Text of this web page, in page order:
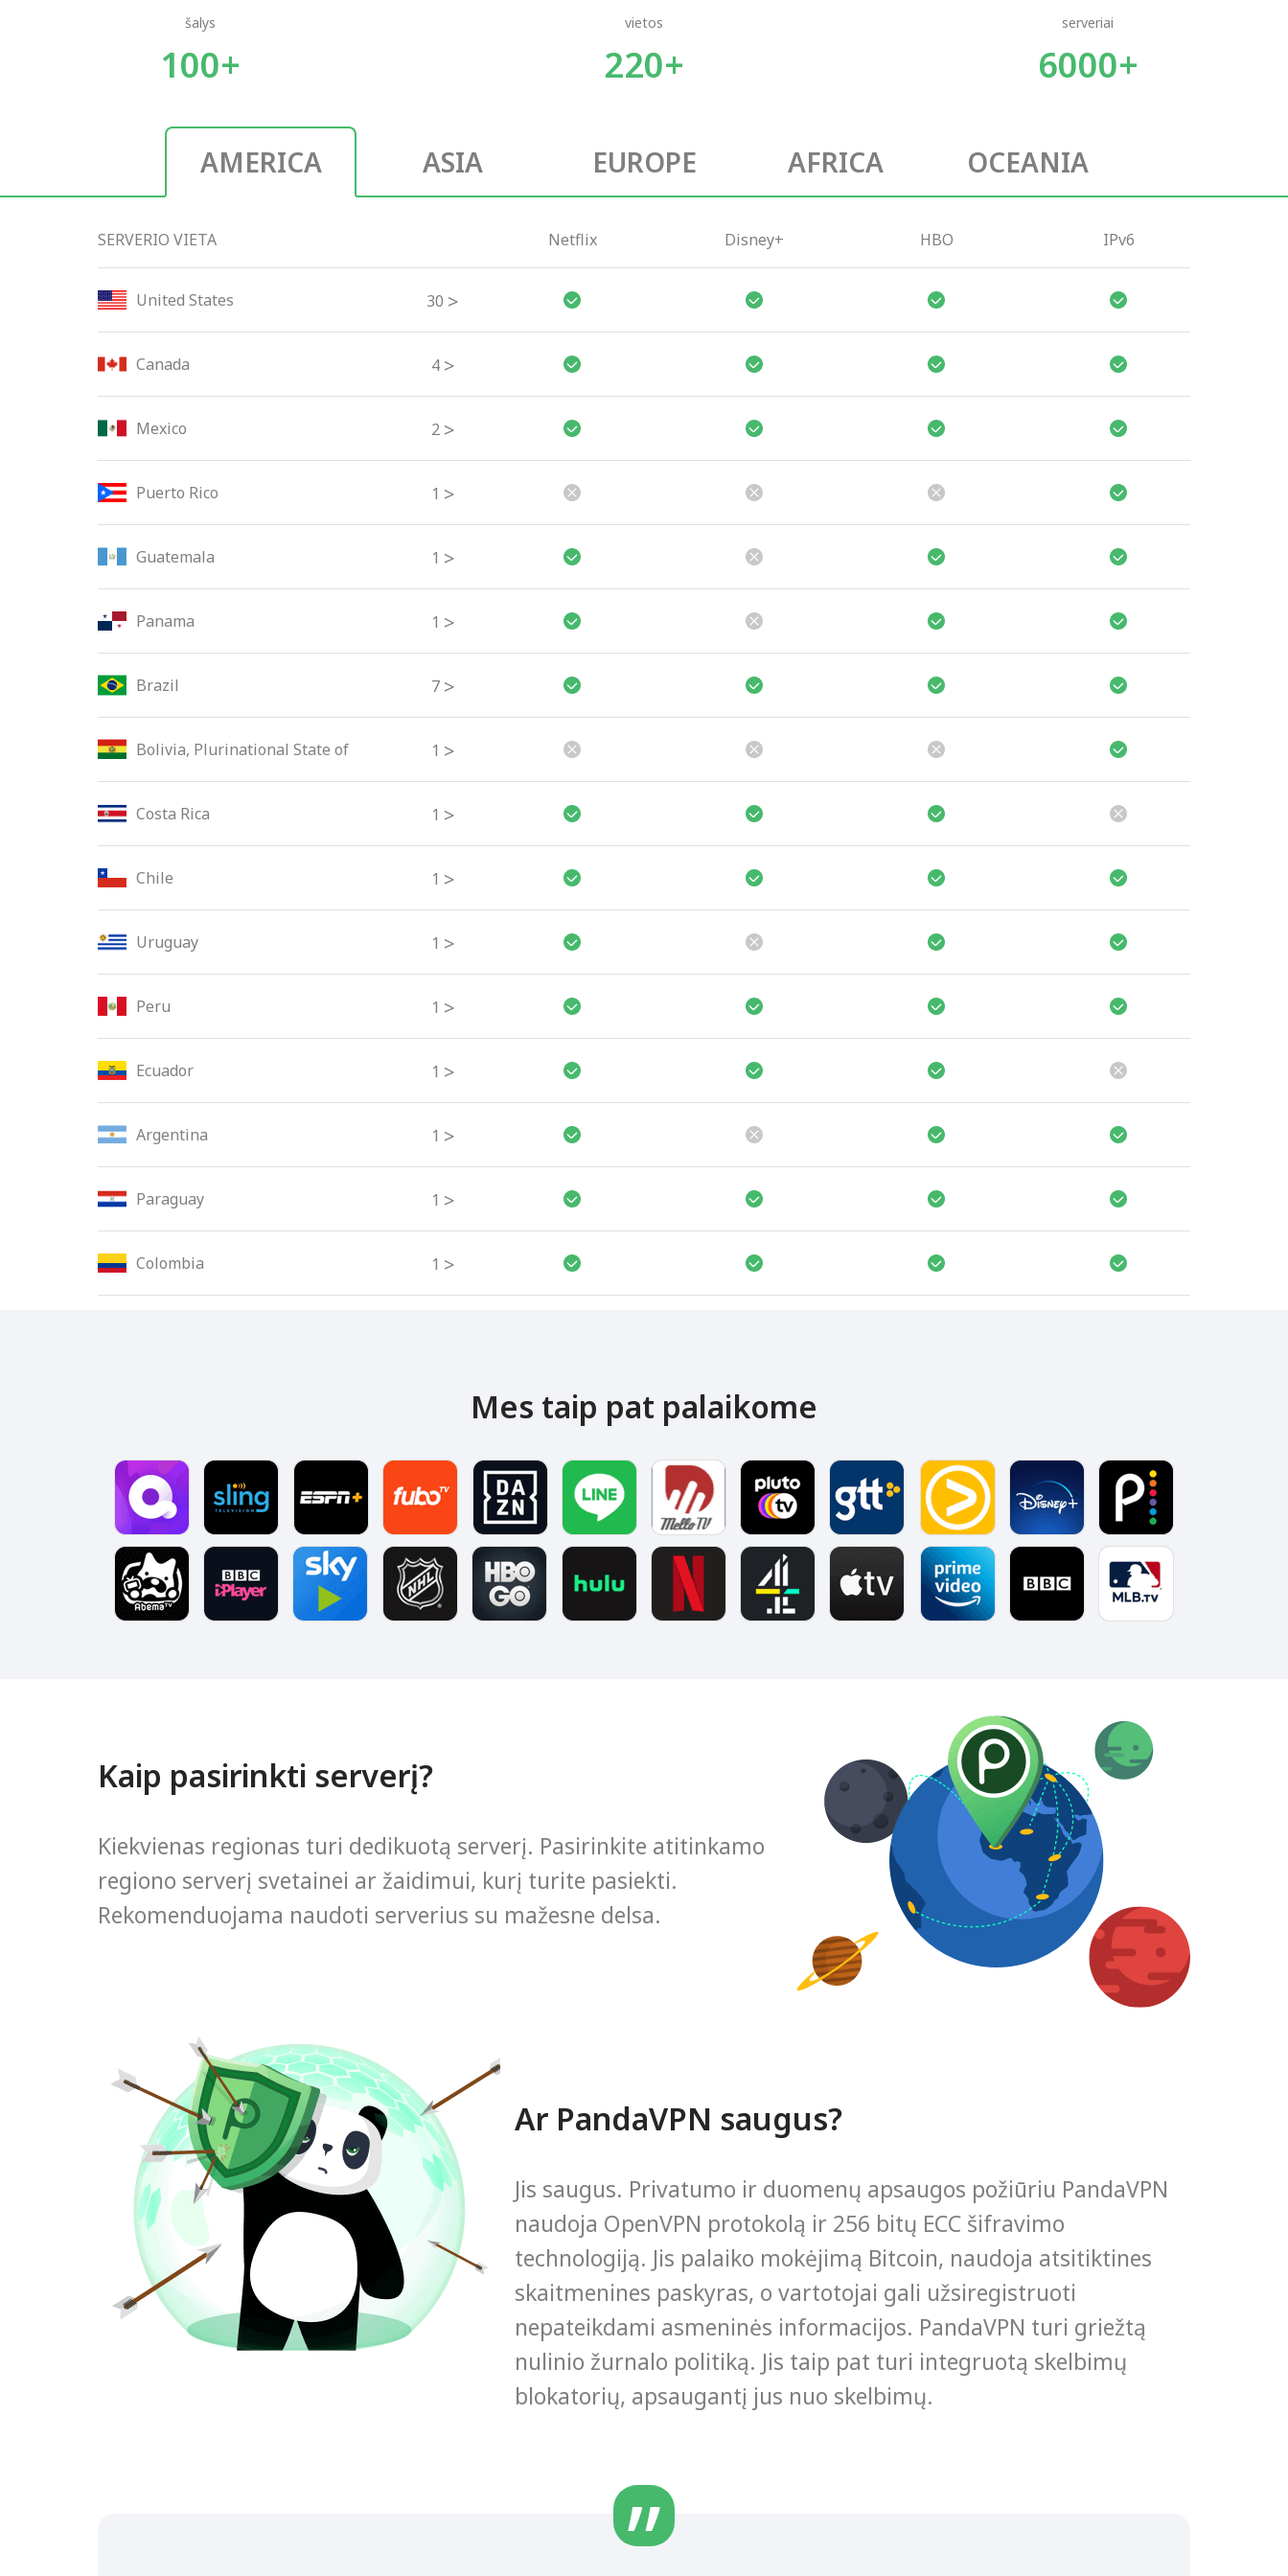
šalys
100+
vietos
220+
serveriai
6000+
AMERICA ASIA EUROPE AFRICA OCEANIA
SERVERIO VIETA Netflix Disney+ HBO IPv6
United States 30 >
Canada 4 >
Mexico 2 >
Puerto Rico 1 >
Guatemala 1 >
Panama 1 >
Brazil 7 >
Bolivia, Plurinational State of 1 >
Costa Rica 1 >
Chile 1 >
Uruguay 1 >
Peru 1 >
Ecuador 1 >
Argentina 1 >
Paraguay 1 >
Colombia 1 >
Mes taip pat palaikome
Kaip pasirinkti serverį?
Kiekvienas regionas turi dedikuotą serverį. Pasirinkite atitinkamo
regiono serverį svetainei ar žaidimui, kurį turite pasiekti.
Rekomenduojama naudoti serverius su mažesne delsa.
Ar PandaVPN saugus?
Jis saugus. Privatumo ir duomenų apsaugos požiūriu PandaVPN
naudoja OpenVPN protokolą ir 256 bitų ECC šifravimo
technologiją. Jis palaiko mokėjimą Bitcoin, naudoja atsitiktines
skaitmenines paskyras, o vartotojai gali užsiregistruoti
nepateikdami asmeninės informacijos. PandaVPN turi griežtą
nulinio žurnalo politiką. Jis taip pat turi integruotą skelbimų
blokatorių, apsaugantį jus nuo skelbimų.